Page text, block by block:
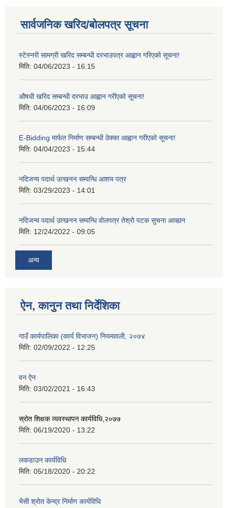
सार्वजनिक खरिद/बोलपत्र सूचना
स्टेस्नरी सामग्री खरिद सम्बन्धी दरभाउपत्र आह्वान गरिएको सूचना!
मिति: 04/06/2023 - 16:15
औषधी खरिद सम्बन्धी दरभाउ आह्वान गरीएको सूचना!
मिति: 04/06/2023 - 16:09
E-Bidding मार्फत निर्माण सम्बन्धी ठेक्का आह्वान गरीएको सूचना!
मिति: 04/04/2023 - 15:44
नदिजन्य पदार्थ उत्खनन सम्वन्धि आशय पत्र
मिति: 03/29/2023 - 14:01
नदिजन्य पदार्थ उत्खनन सम्वन्धि वोलपत्र तेश्रो पटक सुचना आव्ह्यन
मिति: 12/24/2022 - 09:05
अन्य
ऐन, कानुन तथा निर्देशिका
गाउँ कार्यपालिका (कार्य विभाजन) नियमावली, २०७४
मिति: 02/09/2022 - 12:25
वन ऐन
मिति: 03/02/2021 - 16:43
स्रोत शिक्षक व्यवस्थापन कार्यविधि,२०७७
मिति: 06/19/2020 - 13:22
लकडाउन कार्यविधि
मिति: 05/18/2020 - 20:22
भैसी श्रोत केन्द्र निर्माण कार्यविधि